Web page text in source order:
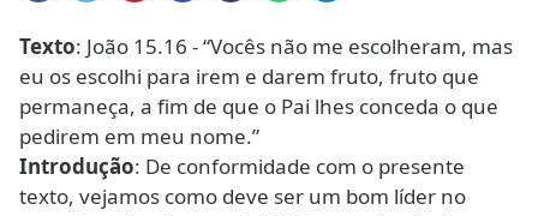
Texto: João 15.16 - “Vocês não me escolheram, mas
eu os escolhi para irem e darem fruto, fruto que
permaneça, a fim de que o Pai lhes conceda o que
pedirem em meu nome.”
Introdução: De conformidade com o presente
texto, vejamos como deve ser um bom líder no